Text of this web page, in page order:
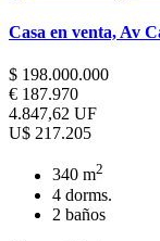
Casa en venta, Av
$ 198.000.000
€ 187.970
4.847,62 UF
U$ 217.205
340 m2
4 dorms.
2 baños